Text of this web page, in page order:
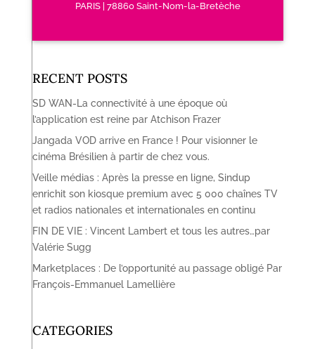
PARIS | 78860 Saint-Nom-la-Bretèche
RECENT POSTS
SD WAN-La connectivité à une époque où
l’application est reine par Atchison Frazer
Jangada VOD arrive en France ! Pour visionner le
cinéma Brésilien à partir de chez vous.
Veille médias : Après la presse en ligne, Sindup
enrichit son kiosque premium avec 5 000 chaînes TV
et radios nationales et internationales en continu
FIN DE VIE : Vincent Lambert et tous les autres…par
Valérie Sugg
Marketplaces : De l’opportunité au passage obligé Par
François-Emmanuel Lamellière
CATEGORIES